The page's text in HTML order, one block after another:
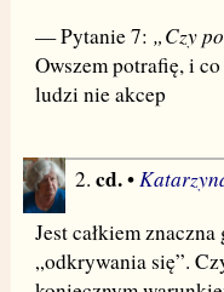
— Pytanie 7: „Czy
Owszem potrafię, i
ludzi nie akcep
2. cd.•
Jest całkiem
„odkrywania się”.